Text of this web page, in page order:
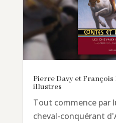
Pierre Davy et François
illustres
Tout commence par
cheval-conquérant